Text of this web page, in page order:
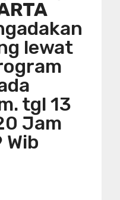
lewat
tgl 13
Jam
Wib